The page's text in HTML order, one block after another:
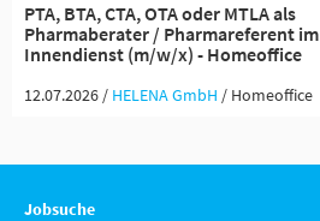
PTA, BTA, CTA, OTA oder MTLA als
Pharmaberater / Pharmareferent im
Innendienst (m/w/x) - Homeoffice
12.07.2026 / HELENA GmbH / Homeoffice
Jobsuche